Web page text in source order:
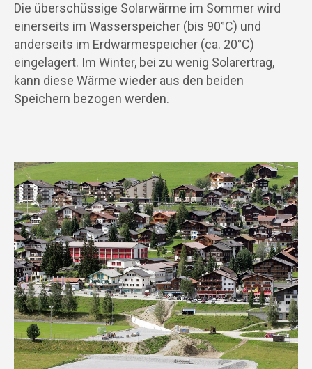
Die überschüssige Solarwärme im Sommer wird
einerseits im Wasserspeicher (bis 90°C) und
anderseits im Erdwärmespeicher (ca. 20°C)
eingelagert. Im Winter, bei zu wenig Solarertrag,
kann diese Wärme wieder aus den beiden
Speichern bezogen werden.